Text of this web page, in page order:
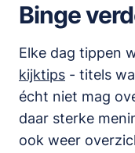
Binge
Elke dag tippen
kijktips - titels
écht niet mag
daar sterke
ook weer